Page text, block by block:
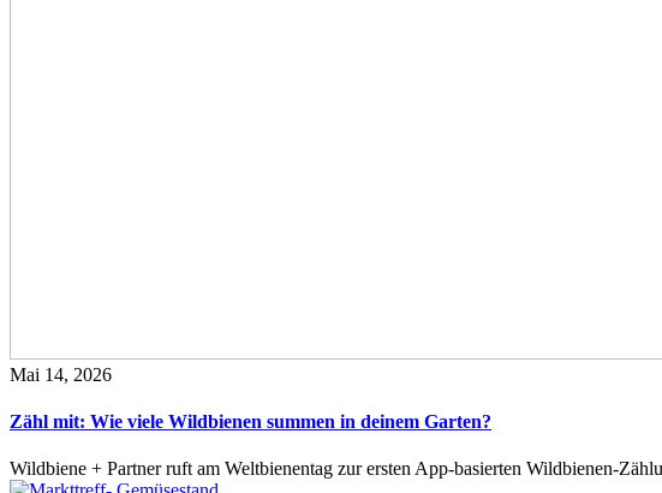
Mai 14, 2026
Zähl mit: Wie viele Wildbienen summen in deinem Garten?
Wildbiene + Partner ruft am Weltbienentag zur ersten App-basierten Wildbienen-